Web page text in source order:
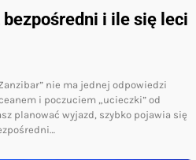
i ile się leci
nie ma jednej odpowiedzi
i poczuciem „ucieczki” od
planować wyjazd, szybko pojawia się